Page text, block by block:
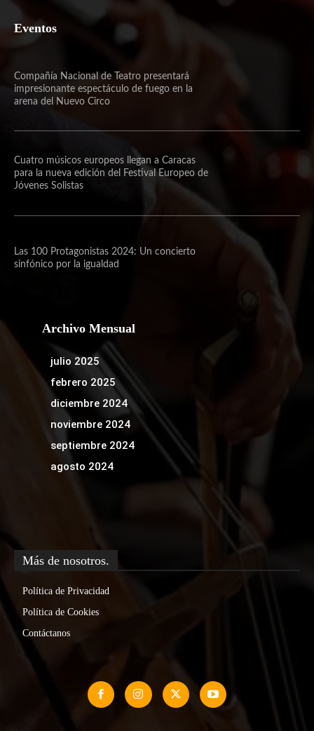
Eventos
Compañía Nacional de Teatro presentará
impresionante espectáculo de fuego en la
arena del Nuevo Circo
Cuatro músicos europeos llegan a Caracas
para la nueva edición del Festival Europeo de
Jóvenes Solistas
Las 100 Protagonistas 2024: Un concierto
sinfónico por la igualdad
Archivo Mensual
julio 2025
febrero 2025
diciembre 2024
noviembre 2024
septiembre 2024
agosto 2024
Más de nosotros.
Política de Privacidad
Política de Cookies
Contáctanos